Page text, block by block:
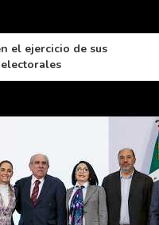
el ejercicio de sus